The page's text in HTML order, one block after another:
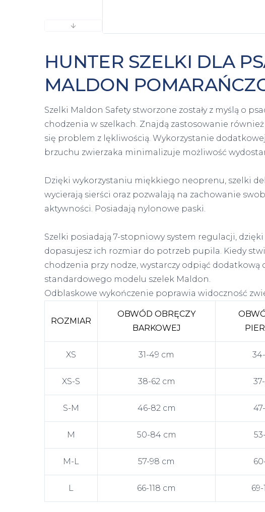
Następny slajd
HUNTER SZELKI DLA
MALDON
Szelki Maldon Safety stworzone zostały z myślą o
chodzenia w szelkach. Znajdą zastosowanie
się problem z lękliwością. Wykorzystanie
brzuchu zwierzaka minimalizuje możliwość
Dzięki wykorzystaniu miękkiego neoprenu, szelki
wycierają sierści oraz pozwalają na zachowanie
aktywności. Posiadają nylonowe paski.
Szelki posiadają 7-stopniowy system regulacji,
dopasujesz ich rozmiar do potrzeb pupila. Kiedy
chodzenia przy nodze, wystarczy odpiąć dodatkową
standardowego modelu szelek Maldon.
Odblaskowe wykończenie poprawia widoczność
ROZMIAR
OBWÓD OBRĘCZY
BARKOWEJ
XS 31-49 cm
XS-S 38-62 cm
S-M 46-82 cm
M 50-84 cm
M-L 57-98 cm
L 66-118 cm